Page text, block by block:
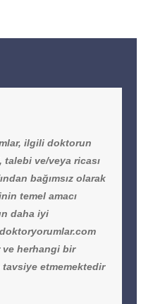
ilgili doktorun
talebi ve/veya ricası
bağımsız olarak
temel amacı
daha iyi
herhangi bir
tavsiye etmemektedir